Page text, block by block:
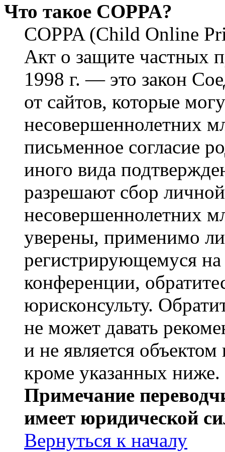
Что такое COPPA?
COPPA (Child Online
Акт о защите частных
1998 г. — это закон
от сайтов, которые
несовершеннолетних
письменное согласие
иного вида
разрешают сбор
несовершеннолетних
уверены, применимо
регистрирующемуся
конференции,
юрисконсульту.
не может давать
и не является
кроме указанных ниже.
Примечание
имеет юридической
Вернуться к началу